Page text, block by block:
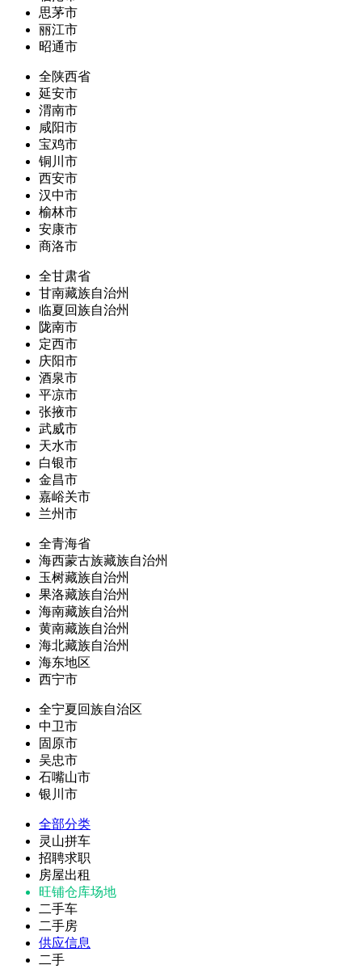
思茅市
丽江市
昭通市
全陕西省
延安市
渭南市
咸阳市
宝鸡市
铜川市
西安市
汉中市
榆林市
安康市
商洛市
全甘肃省
甘南藏族自治州
临夏回族自治州
陇南市
定西市
庆阳市
酒泉市
平凉市
张掖市
武威市
天水市
白银市
金昌市
嘉峪关市
兰州市
全青海省
海西蒙古族藏族自治州
玉树藏族自治州
果洛藏族自治州
海南藏族自治州
黄南藏族自治州
海北藏族自治州
海东地区
西宁市
全宁夏回族自治区
中卫市
固原市
吴忠市
石嘴山市
银川市
全部分类
灵山拼车
招聘求职
房屋出租
旺铺仓库场地
二手车
二手房
供应信息
二手